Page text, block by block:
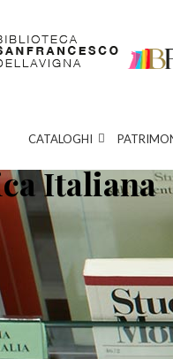
CATALOGHI
Italiana